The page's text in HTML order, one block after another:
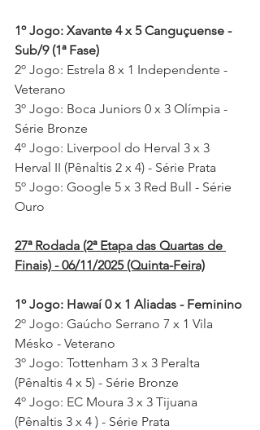
1º Jogo: Xavante 4 x 5 Canguçuense -
Sub/9 (1ª Fase)
2º Jogo: Estrela 8 x 1 Independente -
Veterano
3º Jogo: Boca Juniors 0 x 3 Olímpia -
Série Bronze
4º Jogo: Liverpool do Herval 3 x 3
Herval II (Pênaltis 2 x 4) - Série Prata
5º Jogo: Google 5 x 3 Red Bull - Série
Ouro
27ª Rodada (2ª Etapa das Quartas de
Finais) - 06/11/2025 (Quinta-Feira)
1º Jogo: Hawaí 0 x 1 Aliadas - Feminino
2º Jogo: Gaúcho Serrano 7 x 1 Vila
Mésko - Veterano
3º Jogo: Tottenham 3 x 3 Peralta
(Pênaltis 4 x 5) - Série Bronze
4º Jogo: EC Moura 3 x 3 Tijuana
(Pênaltis 3 x 4 ) - Série Prata